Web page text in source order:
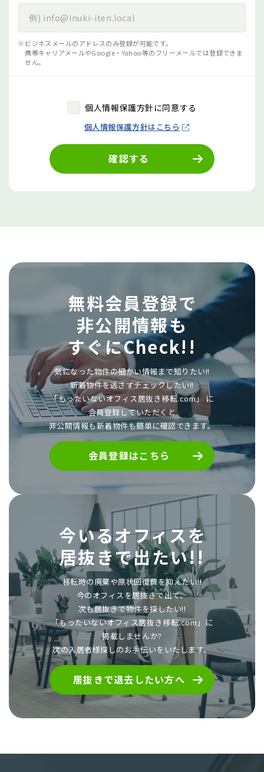
ビジネスメールのアドレスのみ登録が可能です。
携帯キャリアメールやGoogle・Yahoo等のフリーメールでは登録できま
せん。
個人情報保護方針に同意する
個人情報保護方針はこちら
確認する
無料会員登録で
非公開情報も
すぐにCheck!!
気になった物件の細かい情報まで知りたい!!
新着物件を逃さずチェックしたい!!
「もったいないオフィス居抜き移転.com」 に
会員登録していただくと
非公開情報も新着物件も簡単に確認できます。
会員登録はこちら
今いるオフィスを
居抜きで出たい!!
移転時の廃棄や原状回復費を抑えたい!!
今のオフィスを居抜きで出て、
次も居抜きで物件を探したい!!
「もったいないオフィス居抜き移転.com」に
掲載しませんか?
次の入居者様探しのお手伝いをいたします。
居抜きで退去したい方へ